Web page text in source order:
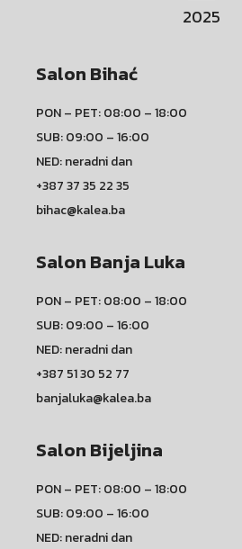
2025
Salon Bihać
PON – PET: 08:00 – 18:00
SUB: 09:00 – 16:00
NED: neradni dan
+387 37 35 22 35
bihac@kalea.ba
Salon Banja Luka
PON – PET: 08:00 – 18:00
SUB: 09:00 – 16:00
NED: neradni dan
+387 51 30 52 77
banjaluka@kalea.ba
Salon Bijeljina
PON – PET: 08:00 – 18:00
SUB: 09:00 – 16:00
NED: neradni dan